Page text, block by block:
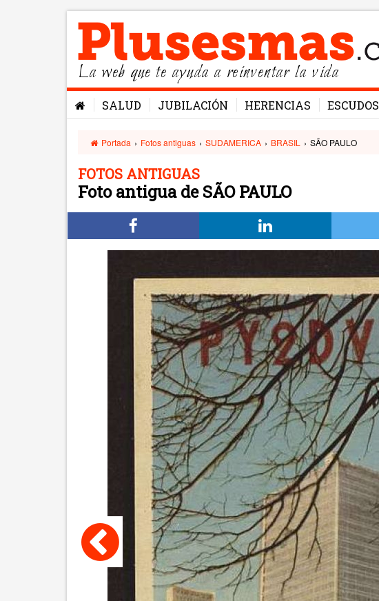
La web que te ayuda a reinventar la vida
SALUD JUBILACIÓN HERENCIAS ESCUDOS
Portada › Fotos antiguas › SUDAMERICA › BRASIL › SÃO PAULO
FOTOS ANTIGUAS
Foto antigua de SÃO PAULO